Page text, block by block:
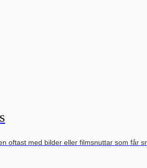
oftast med bilder eller filmsnuttar som får